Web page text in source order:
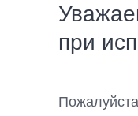
при